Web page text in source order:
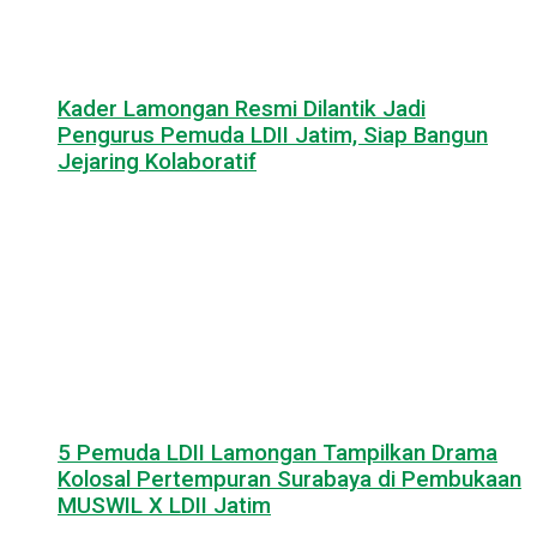
Kader Lamongan Resmi Dilantik Jadi
Pengurus Pemuda LDII Jatim, Siap Bangun
Jejaring Kolaboratif
5 Pemuda LDII Lamongan Tampilkan Drama
Kolosal Pertempuran Surabaya di Pembukaan
MUSWIL X LDII Jatim